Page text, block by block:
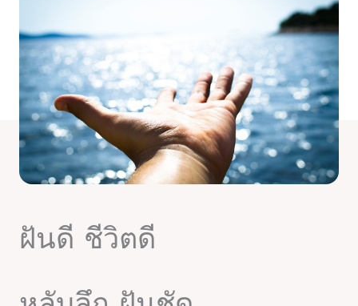
ฝันดี ชีวิตดี